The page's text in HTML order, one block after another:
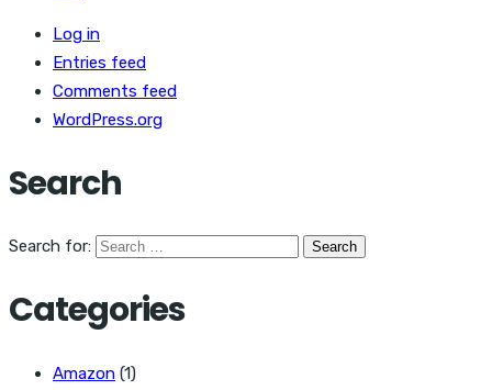
Log in
Entries feed
Comments feed
WordPress.org
Search
Search for:
Categories
Amazon (1)